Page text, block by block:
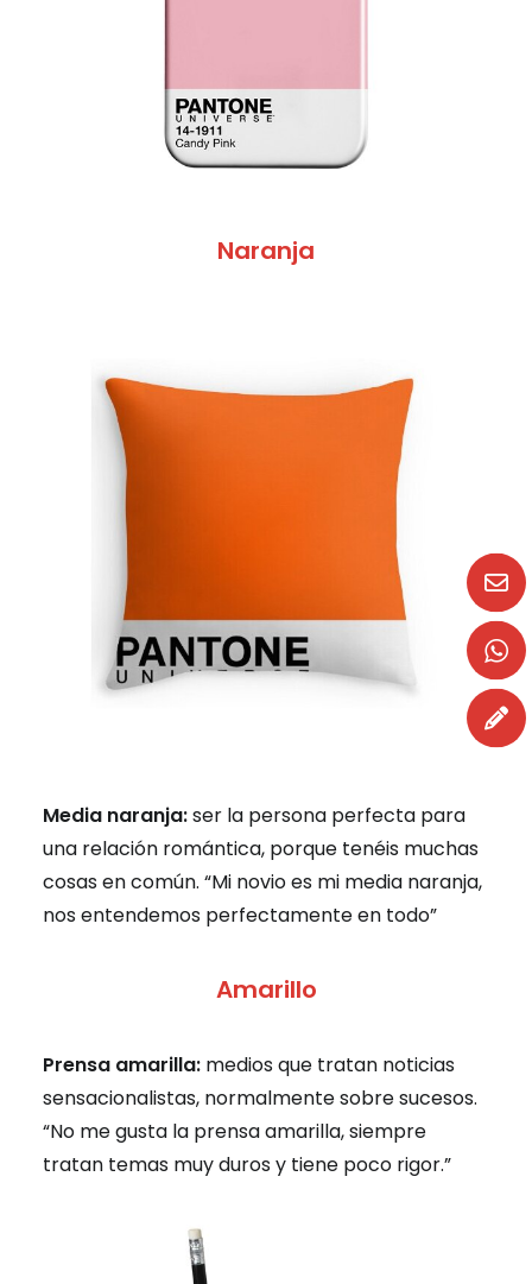
Naranja
Media naranja:ser la persona perfecta para
una relación romántica, porque tenéis muchas
cosas en común. “Mi novio es mi media naranja,
nos entendemos perfectamente en todo”
Amarillo
Prensa amarilla: medios que tratan noticias
sensacionalistas, normalmente sobre sucesos.
“No me gusta la prensa amarilla, siempre
tratan temas muy duros y tiene poco rigor.”